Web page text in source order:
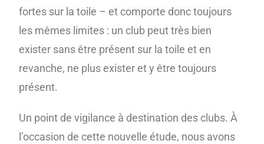
fortes sur la toile – et comporte donc toujours
les mêmes limites : un club peut très bien
exister sans être présent sur la toile et en
revanche, ne plus exister et y être toujours
présent.
Un point de vigilance à destination des clubs. À
l’occasion de cette nouvelle étude, nous avons